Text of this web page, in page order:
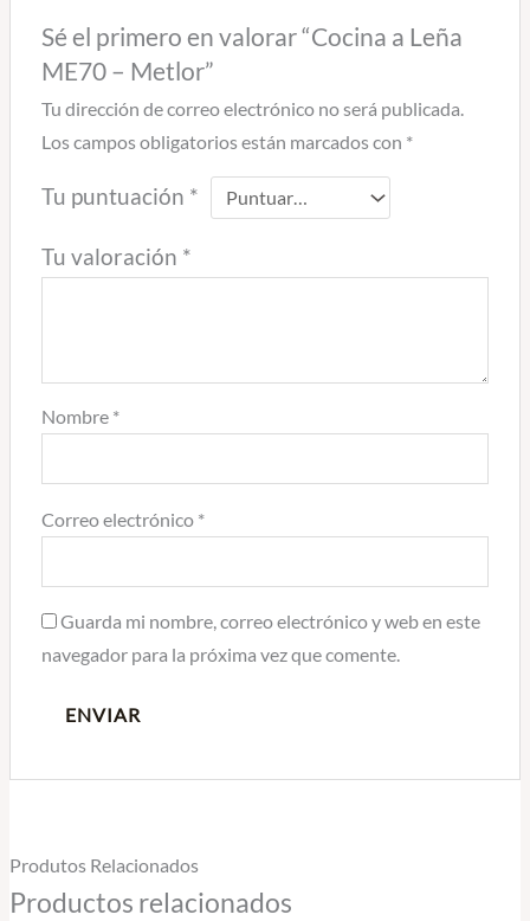
Sé el primero en valorar “Cocina a Leña
ME70 – Metlor”
Tu dirección de correo electrónico no será publicada.
Los campos obligatorios están marcados con *
Tu puntuación *
Tu valoración *
Nombre *
Correo electrónico *
Guarda mi nombre, correo electrónico y web en este
navegador para la próxima vez que comente.
Produtos Relacionados
Productos relacionados